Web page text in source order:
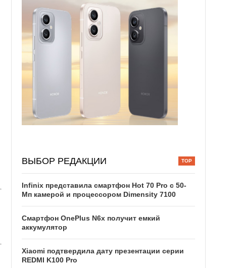
ВЫБОР РЕДАКЦИИ
Infinix представила смартфон Hot 70 Pro с 50-
Мп камерой и процессором Dimensity 7100
Смартфон OnePlus N6x получит емкий
аккумулятор
Xiaomi подтвердила дату презентации серии
REDMI K100 Pro